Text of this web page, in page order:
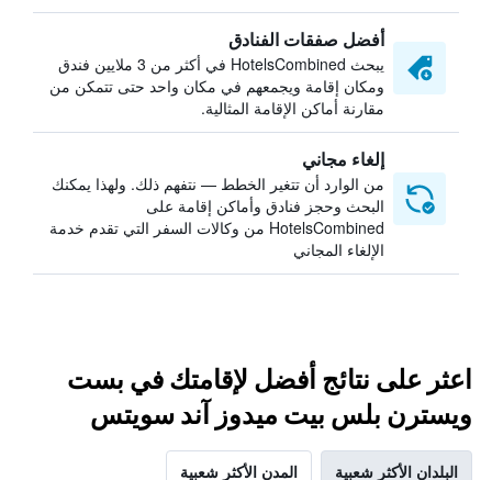
أفضل صفقات الفنادق
يبحث HotelsCombined في أكثر من 3 ملايين فندق
ومكان إقامة ويجمعهم في مكان واحد حتى تتمكن من
مقارنة أماكن الإقامة المثالية.
إلغاء مجاني
من الوارد أن تتغير الخطط — نتفهم ذلك. ولهذا يمكنك
البحث وحجز فنادق وأماكن إقامة على
HotelsCombined من وكالات السفر التي تقدم خدمة
الإلغاء المجاني
اعثر على نتائج أفضل لإقامتك في بست
ويسترن بلس بيت ميدوز آند سويتس
البلدان الأكثر شعبية المدن الأكثر شعبية